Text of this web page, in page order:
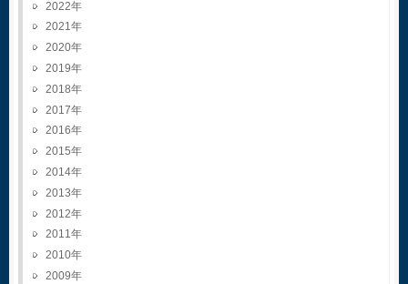
2022
2021
2020
2019
2018
2017
2016
2015
2014
2013
2012
2011
2010
2009